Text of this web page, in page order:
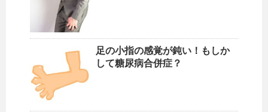
足の小指の感覚が鈍い！もしか
して糖尿病合併症？